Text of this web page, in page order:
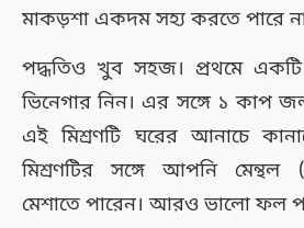
মাকড়শা একদম সহ্য করতে পারে
পদ্ধতিও খুব সহজ। প্রথমে একটি
ভিনেগার নিন। এর সঙ্গে ১ কাপ
এই মিশ্রণটি ঘরের আনাচে
মিশ্রণটির সঙ্গে আপনি মেন্থল
মেশাতে পারেন। আরও ভালো ফল